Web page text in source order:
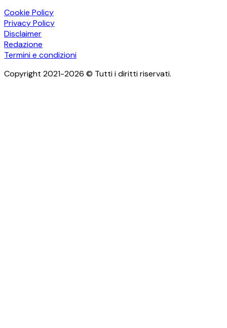
Cookie Policy
Privacy Policy
Disclaimer
Redazione
Termini e condizioni
Copyright 2021-2026 © Tutti i diritti riservati.